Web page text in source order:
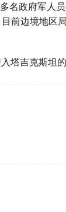
名政府军人
前边境地区
塔吉克斯坦的